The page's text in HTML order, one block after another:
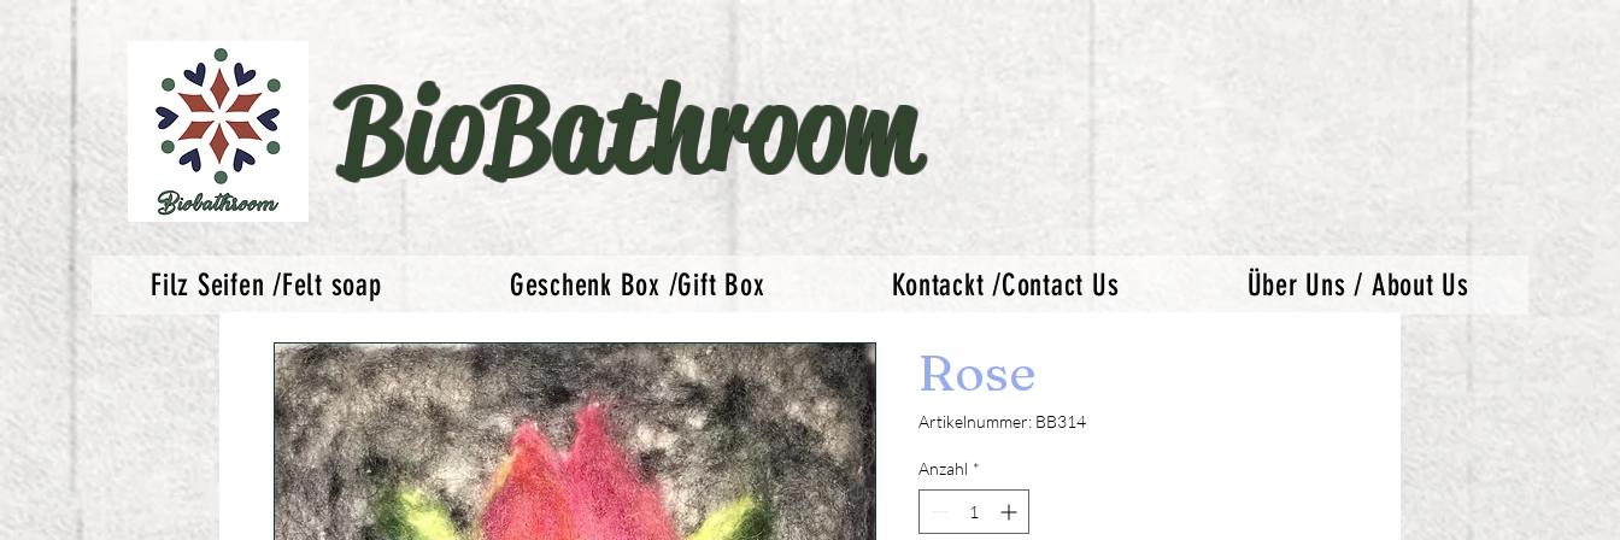
BioBathroom
Filz Seifen /Felt soap Geschenk Box /Gift Box Kontackt /Contact Us Über Uns / About Us
Rose
Artikelnummer: BB314
Anzahl *